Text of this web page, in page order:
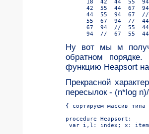
18  42  44  55
42  55  44  67
44  55  94  67
55  67  94  //
67  94  //  55
Hу вот мы м
обратном
функцию Heapsort
Прекрасной
пересылок - (n*log
{ сортируем массив
procedure Heapsort;
var i,l: index; x: